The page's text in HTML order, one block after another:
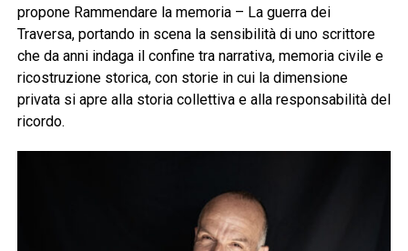
propone Rammendare la memoria – La guerra dei
Traversa, portando in scena la sensibilità di uno scrittore
che da anni indaga il confine tra narrativa, memoria civile e
ricostruzione storica, con storie in cui la dimensione
privata si apre alla storia collettiva e alla responsabilità del
ricordo.